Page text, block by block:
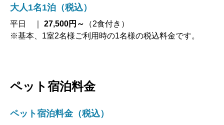
大人1名1泊（税込）
平日 ｜ 27,500円～
（2食付き）
※基本、1室2名様ご利用時の1名様の税込料金です。
ペット宿泊料金
ペット宿泊料金（税込）